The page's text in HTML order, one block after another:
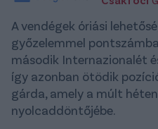
A vendégek óriási
győzelemmel
második Internazionalét
így azonban ötödik
gárda, amely a múlt
nyolcaddöntőjébe.